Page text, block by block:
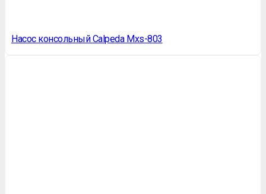
Насос консольный Calpeda Mxs-803